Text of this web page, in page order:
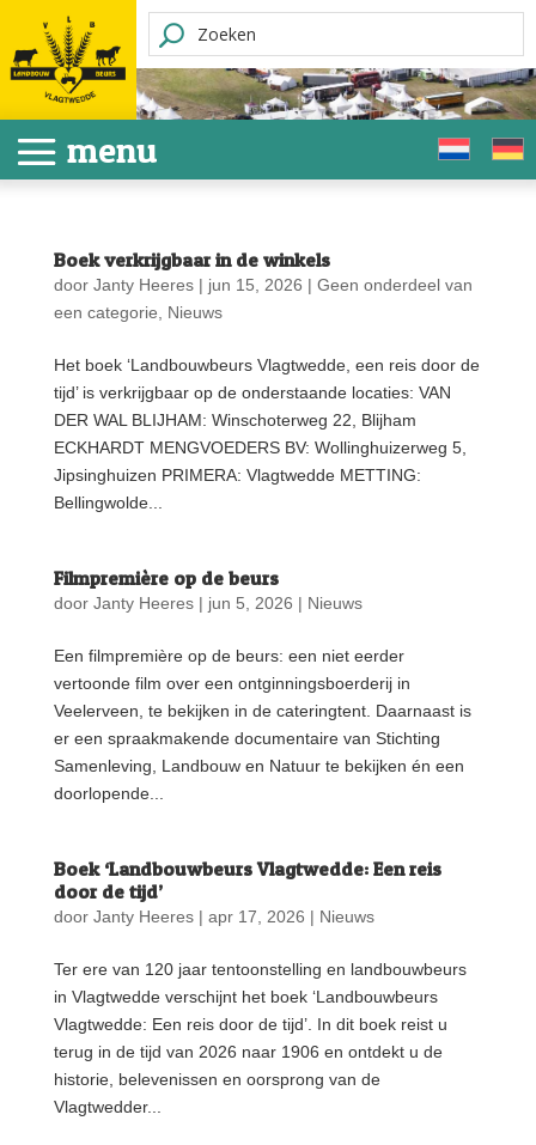
Boek verkrijgbaar in de winkels
door Janty Heeres| jun 15, 2026 | Geen onderdeel van
een categorie
Nieuws
Het boek ‘Landbouwbeurs Vlagtwedde, een reis door de
tijd’ is verkrijgbaar op de onderstaande locaties: VAN
DER WAL BLIJHAM: Winschoterweg 22, Blijham
ECKHARDT MENGVOEDERS BV: Wollinghuizerweg 5,
Jipsinghuizen PRIMERA: Vlagtwedde METTING:
Bellingwolde...
Filmpremière op de beurs
door Janty Heeres| jun 5, 2026 | Nieuws
Een filmpremière op de beurs: een niet eerder
vertoonde film over een ontginningsboerderij in
Veelerveen, te bekijken in de cateringtent. Daarnaast is
er een spraakmakende documentaire van Stichting
Samenleving, Landbouw en Natuur te bekijken én een
doorlopende...
Boek ‘Landbouwbeurs Vlagtwedde: Een reis
door de tijd’
door Janty Heeres| apr 17, 2026 | Nieuws
Ter ere van 120 jaar tentoonstelling en landbouwbeurs
in Vlagtwedde verschijnt het boek ‘Landbouwbeurs
Vlagtwedde: Een reis door de tijd’. In dit boek reist u
terug in de tijd van 2026 naar 1906 en ontdekt u de
historie, belevenissen en oorsprong van de
Vlagtwedder...